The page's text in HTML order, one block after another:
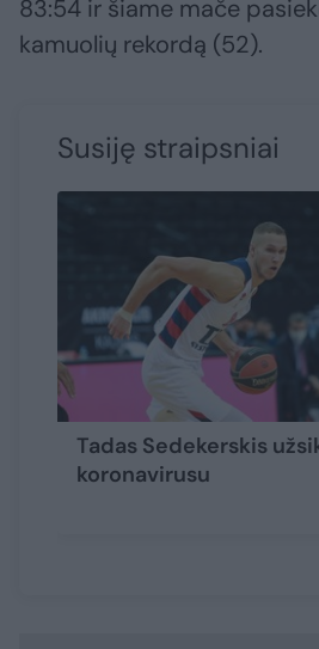
83:54 ir šiame mače
kamuolių rekordą (52).
Susiję straipsniai
Tadas Sedekerskis
koronavirusu